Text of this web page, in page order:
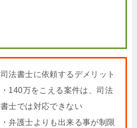
司法書士に依頼するデメリット
・140万をこえる案件は、司法
書士では対応できない
・弁護士よりも出来る事が制限